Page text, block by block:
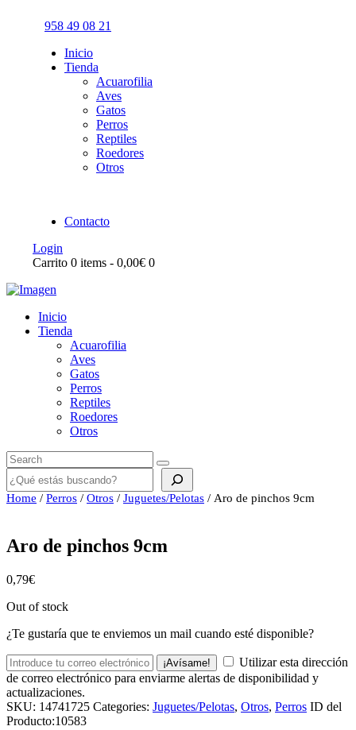
958 49 08 21
Inicio
Tienda
Acuarofilia
Aves
Gatos
Perros
Reptiles
Roedores
Otros
Contacto
Login
Carrito 0 items - 0,00€ 0
Inicio
Tienda
Acuarofilia
Aves
Gatos
Perros
Reptiles
Roedores
Otros
Buscar
Home / Perros / Otros / Juguetes/Pelotas / Aro de pinchos 9cm
Aro de pinchos 9cm
0,79€
Out of stock
¿Te gustaría que te enviemos un mail cuando esté disponible?
¡Avísame!
Utilizar esta dirección
de correo electrónico para enviarme alertas de disponibilidad y
actualizaciones.
SKU: 14741725 Categories: Juguetes/Pelotas, Otros, Perros ID del
Producto:10583